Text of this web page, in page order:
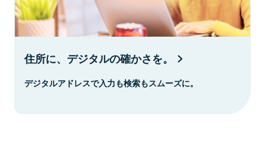
住所に、デジタルの確かさを。
デジタルアドレスで入力も検索もスムーズに。